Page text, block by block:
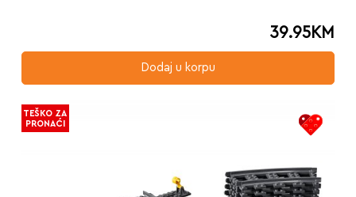
39.95KM
Dodaj u korpu
TEŠKO ZA
PRONAĆI